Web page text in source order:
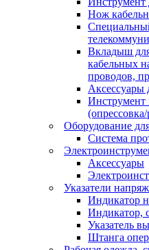
Нож
Вкладыш
кабельных
проводов,
Аксессуары
Оборудование
Система
Аксессуары
Указатели
Индикатор
Индикатор,
Указатель
Штанга